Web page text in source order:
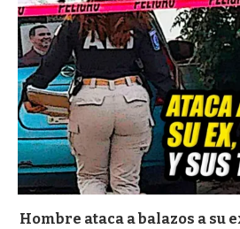
Hombre ataca a balazos a su